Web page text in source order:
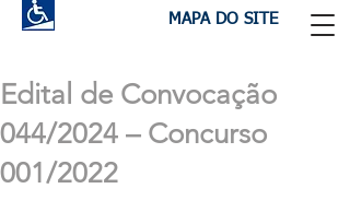
MAPA DO SITE
Edital de Convocação
044/2024 – Concurso
001/2022